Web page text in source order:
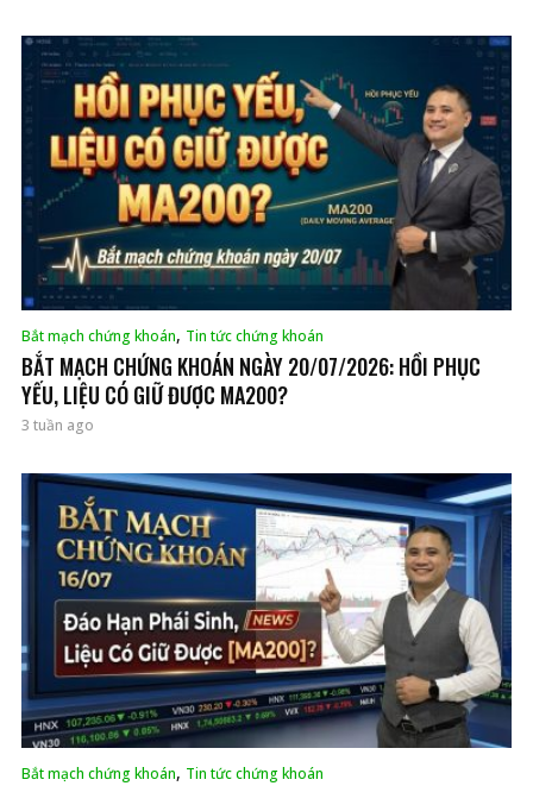
Bắt mạch chứng khoán, Tin tức chứng khoán
BẮT MẠCH CHỨNG KHOÁN NGÀY 20/07/2026: HỒI PHỤC
YẾU, LIỆU CÓ GIỮ ĐƯỢC MA200?
3 tuần ago
Bắt mạch chứng khoán, Tin tức chứng khoán